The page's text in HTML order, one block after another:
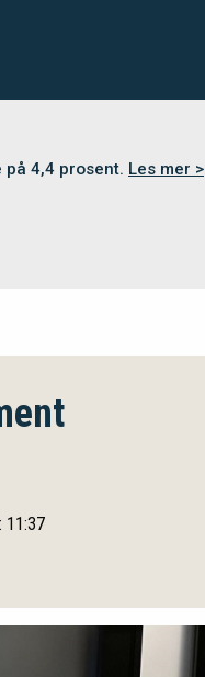
4,4 prosent. Les mer >
11:37